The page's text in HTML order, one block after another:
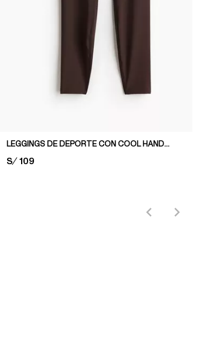
LEGGINGS DE DEPORTE CON COOL HANDFEEL DRYMOVE™
PRICE:
S/ 109